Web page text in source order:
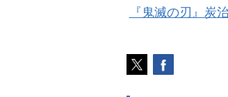
『鬼滅の刃』炭